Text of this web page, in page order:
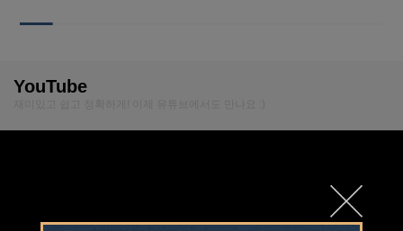
YouTube